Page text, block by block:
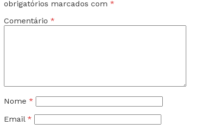
obrigatórios marcados com *
Comentário *
Nome *
Email *